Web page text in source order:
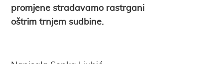
promjene stradavamo rastrgani
oštrim trnjem sudbine.